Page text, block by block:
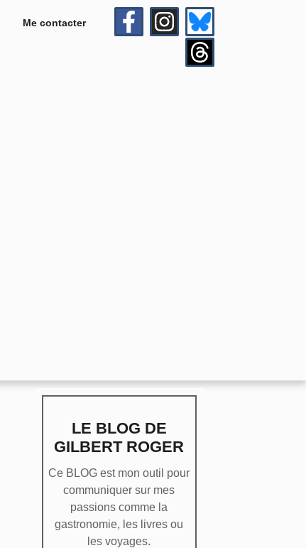
Me contacter
LE BLOG DE
GILBERT ROGER
Ce BLOG est mon outil pour
communiquer sur mes
passions comme la
gastronomie, les livres ou
les voyages.